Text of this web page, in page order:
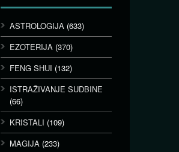
ASTROLOGIJA (633)
EZOTERIJA (370)
FENG SHUI (132)
ISTRAŽIVANJE SUDBINE
(66)
KRISTALI (109)
MAGIJA (233)